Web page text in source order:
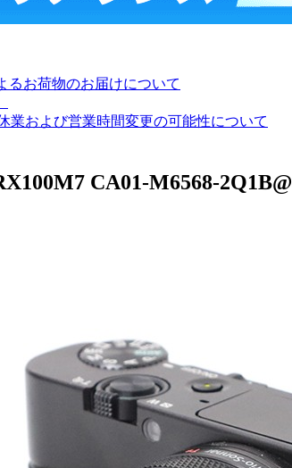
るお荷物のお届けについて
業および営業時間変更の可能性について
CA01-M6568-2Q1B@